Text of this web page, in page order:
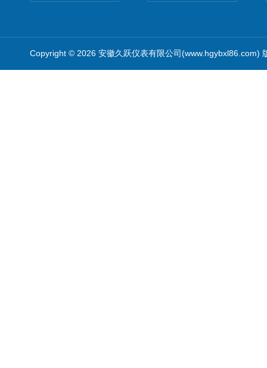
Copyright © 2026 安徽久跃仪表有限公司(www.hgybxl86.com)